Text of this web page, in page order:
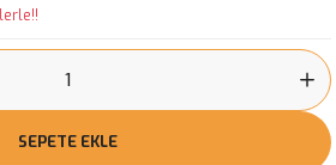
SEPETE EKLE